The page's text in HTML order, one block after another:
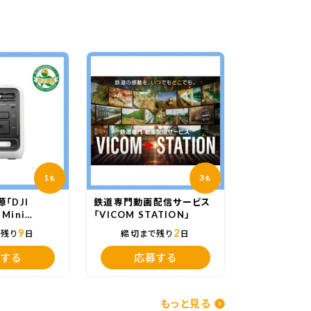
1 名
「DJI
Mini
り 9 日
る
3名
鉄道専門動画配信サービス
「VICOM STATION」
締切まで残り 2 日
応募する
もっと見る